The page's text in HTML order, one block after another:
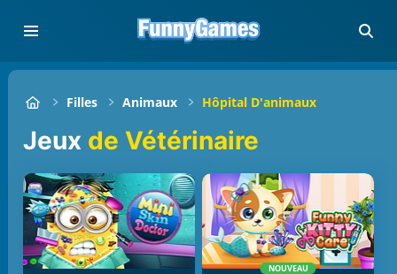
Filles Animaux Hôpital D'animaux
Jeux de Vétérinaire
NOUVEAU